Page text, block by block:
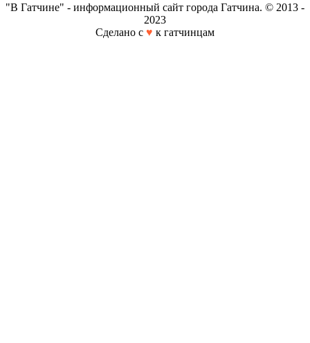
"В Гатчине" - информационный сайт города Гатчина. © 2013 -
2023
Сделано с ♥ к гатчинцам